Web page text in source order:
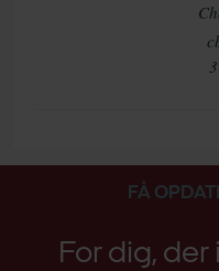
FÅ
For dig,